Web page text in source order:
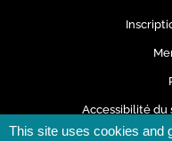
Accessibilité du
This site uses cookies and